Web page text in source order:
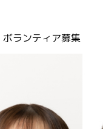
ボランティア募集